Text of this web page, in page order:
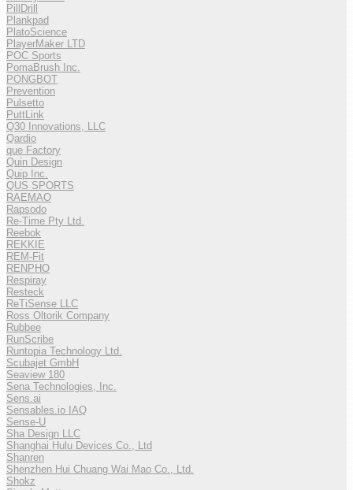
PillDrill
Plankpad
PlatoScience
PlayerMaker LTD
POC Sports
PomaBrush Inc.
PONGBOT
Prevention
Pulsetto
PuttLink
Q30 Innovations, LLC
Qardio
que Factory
Quin Design
Quip Inc.
QUS SPORTS
RAEMAO
Rapsodo
Re-Time Pty Ltd.
Reebok
REKKIE
REM-Fit
RENPHO
Respiray
Resteck
ReTiSense LLC
Ross Oltorik Company
Rubbee
RunScribe
Runtopia Technology Ltd.
Scubajet GmbH
Seaview 180
Sena Technologies, Inc.
Sens.ai
Sensables.io IAQ
Sense-U
Sha Design LLC
Shanghai Hulu Devices Co., Ltd
Shanren
Shenzhen Hui Chuang Wai Mao Co., Ltd.
Shokz